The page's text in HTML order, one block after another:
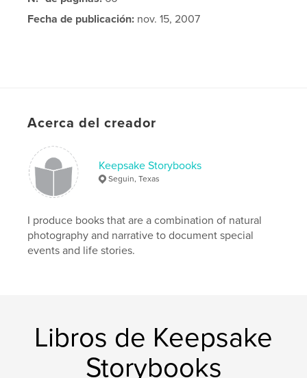
Fecha de publicación: nov. 15, 2007
Acerca del creador
Keepsake Storybooks
Seguin, Texas
I produce books that are a combination of natural
photography and narrative to document special
events and life stories.
Libros de Keepsake
Storybooks